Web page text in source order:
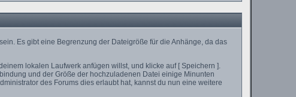
Es gibt eine Begrenzung der Dateigröße für die Anhänge, da das
lokalen Laufwerk anfügen willst, und klicke auf [ Speichern ].
und der Größe der hochzuladenen Datei einige Minunten
des Forums dies erlaubt hat, kannst du nun eine weitere